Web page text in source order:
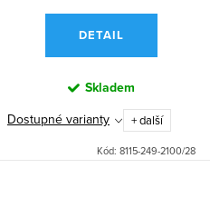
DETAIL
Skladem
Dostupné varianty + další
Kód: 8115-249-2100/28